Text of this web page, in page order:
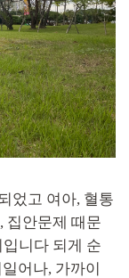
었고 여아, 혈통
집안문제 때문
니다 되게 순
어나, 가까이